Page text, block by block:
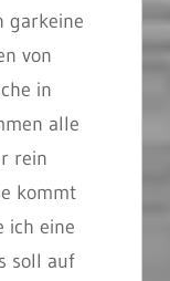
garkeine
von
in
alle
rein
kommt
ich eine
soll auf